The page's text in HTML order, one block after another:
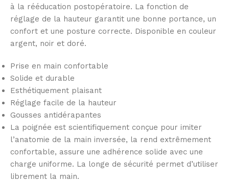
à la rééducation postopératoire. La fonction de
réglage de la hauteur garantit une bonne portance, un
confort et une posture correcte. Disponible en couleur
argent, noir et doré.
Prise en main confortable
Solide et durable
Esthétiquement plaisant
Réglage facile de la hauteur
Gousses antidérapantes
La poignée est scientifiquement conçue pour imiter
l’anatomie de la main inversée, la rend extrêmement
confortable, assure une adhérence solide avec une
charge uniforme. La longe de sécurité permet d’utiliser
librement la main.